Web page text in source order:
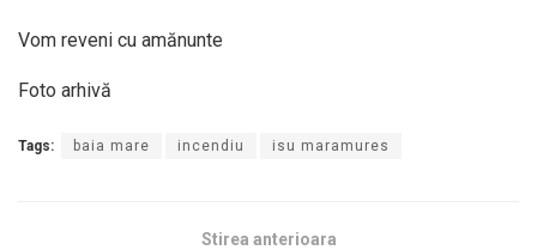
Vom reveni cu amănunte
Foto arhivă
Tags: baia mare incendiu isu maramures
Stirea anterioara